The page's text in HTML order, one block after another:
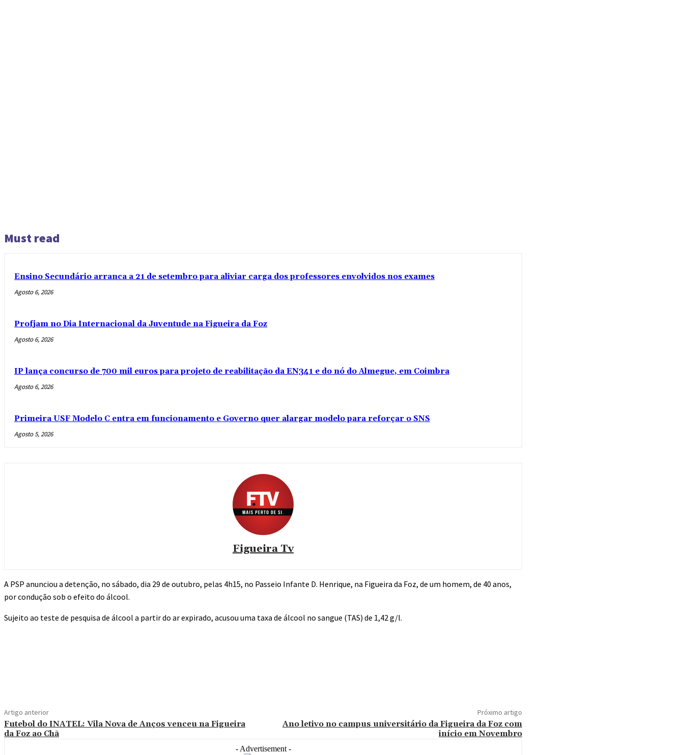
Must read
Ensino Secundário arranca a 21 de setembro para aliviar carga dos professores envolvidos nos exames
Agosto 6, 2026
Profjam no Dia Internacional da Juventude na Figueira da Foz
Agosto 6, 2026
IP lança concurso de 700 mil euros para projeto de reabilitação da EN341 e do nó do Almegue, em Coimbra
Agosto 6, 2026
Primeira USF Modelo C entra em funcionamento e Governo quer alargar modelo para reforçar o SNS
Agosto 5, 2026
Figueira Tv
A PSP anunciou a detenção, no sábado, dia 29 de outubro, pelas 4h15, no Passeio Infante D. Henrique, na Figueira da Foz, de um homem, de 40 anos,
por condução sob o efeito do álcool.
Sujeito ao teste de pesquisa de álcool a partir do ar expirado, acusou uma taxa de álcool no sangue (TAS) de 1,42 g/l.
Artigo anterior
Futebol do INATEL: Vila Nova de Anços venceu na Figueira
da Foz ao Chã
Próximo artigo
Ano letivo no campus universitário da Figueira da Foz com
início em Novembro
- Advertisement -